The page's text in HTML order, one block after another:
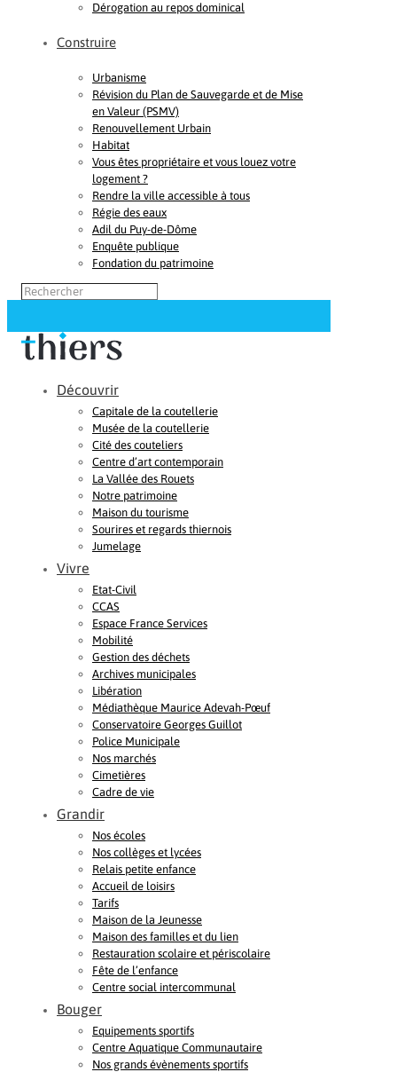
Dérogation au repos dominical
Construire
Urbanisme
Révision du Plan de Sauvegarde et de Mise
en Valeur (PSMV)
Renouvellement Urbain
Habitat
Vous êtes propriétaire et vous louez votre
logement ?
Rendre la ville accessible à tous
Régie des eaux
Adil du Puy-de-Dôme
Enquête publique
Fondation du patrimoine
Découvrir
Capitale de la coutellerie
Musée de la coutellerie
Cité des couteliers
Centre d’art contemporain
La Vallée des Rouets
Notre patrimoine
Maison du tourisme
Sourires et regards thiernois
Jumelage
Vivre
Etat-Civil
CCAS
Espace France Services
Mobilité
Gestion des déchets
Archives municipales
Libération
Médiathèque Maurice Adevah-Pœuf
Conservatoire Georges Guillot
Police Municipale
Nos marchés
Cimetières
Cadre de vie
Grandir
Nos écoles
Nos collèges et lycées
Relais petite enfance
Accueil de loisirs
Tarifs
Maison de la Jeunesse
Maison des familles et du lien
Restauration scolaire et périscolaire
Fête de l’enfance
Centre social intercommunal
Bouger
Equipements sportifs
Centre Aquatique Communautaire
Nos grands évènements sportifs